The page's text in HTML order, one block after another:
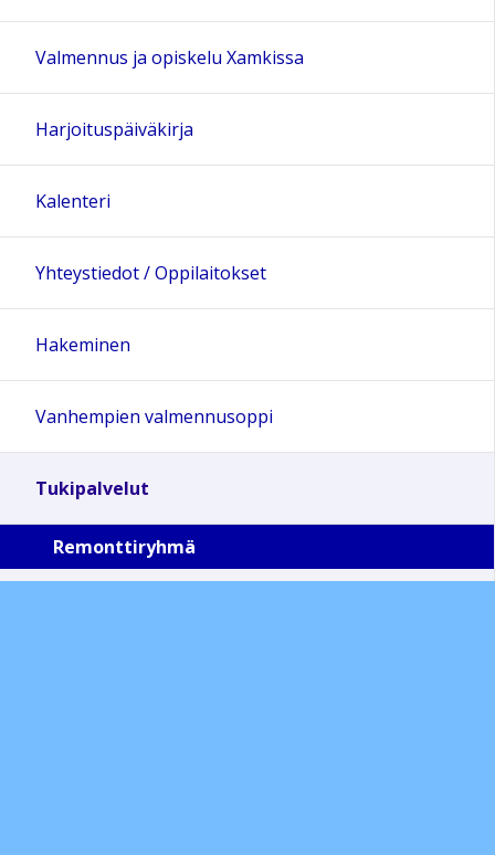
Valmennus ja opiskelu Xamkissa
Harjoituspäiväkirja
Kalenteri
Yhteystiedot / Oppilaitokset
Hakeminen
Vanhempien valmennusoppi
Tukipalvelut
Remonttiryhmä